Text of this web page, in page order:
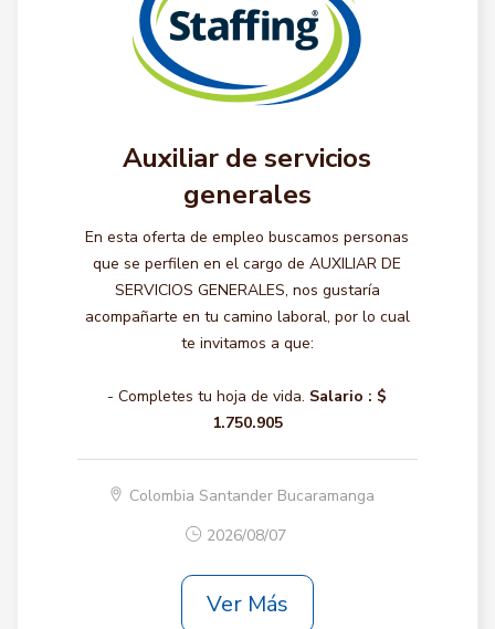
Auxiliar de servicios
generales
En esta oferta de empleo buscamos personas
que se perfilen en el cargo de AUXILIAR DE
SERVICIOS GENERALES, nos gustaría
acompañarte en tu camino laboral, por lo cual
te invitamos a que:
- Completes tu hoja de vida. Salario : $
1.750.905
Colombia Santander Bucaramanga
2026/08/07
Ver Más